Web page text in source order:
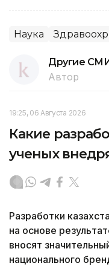
Наука
Другие
Автор
19:25, 06 Августа 2026
Какие
ученых
Разработки
на основе
вносят
национального